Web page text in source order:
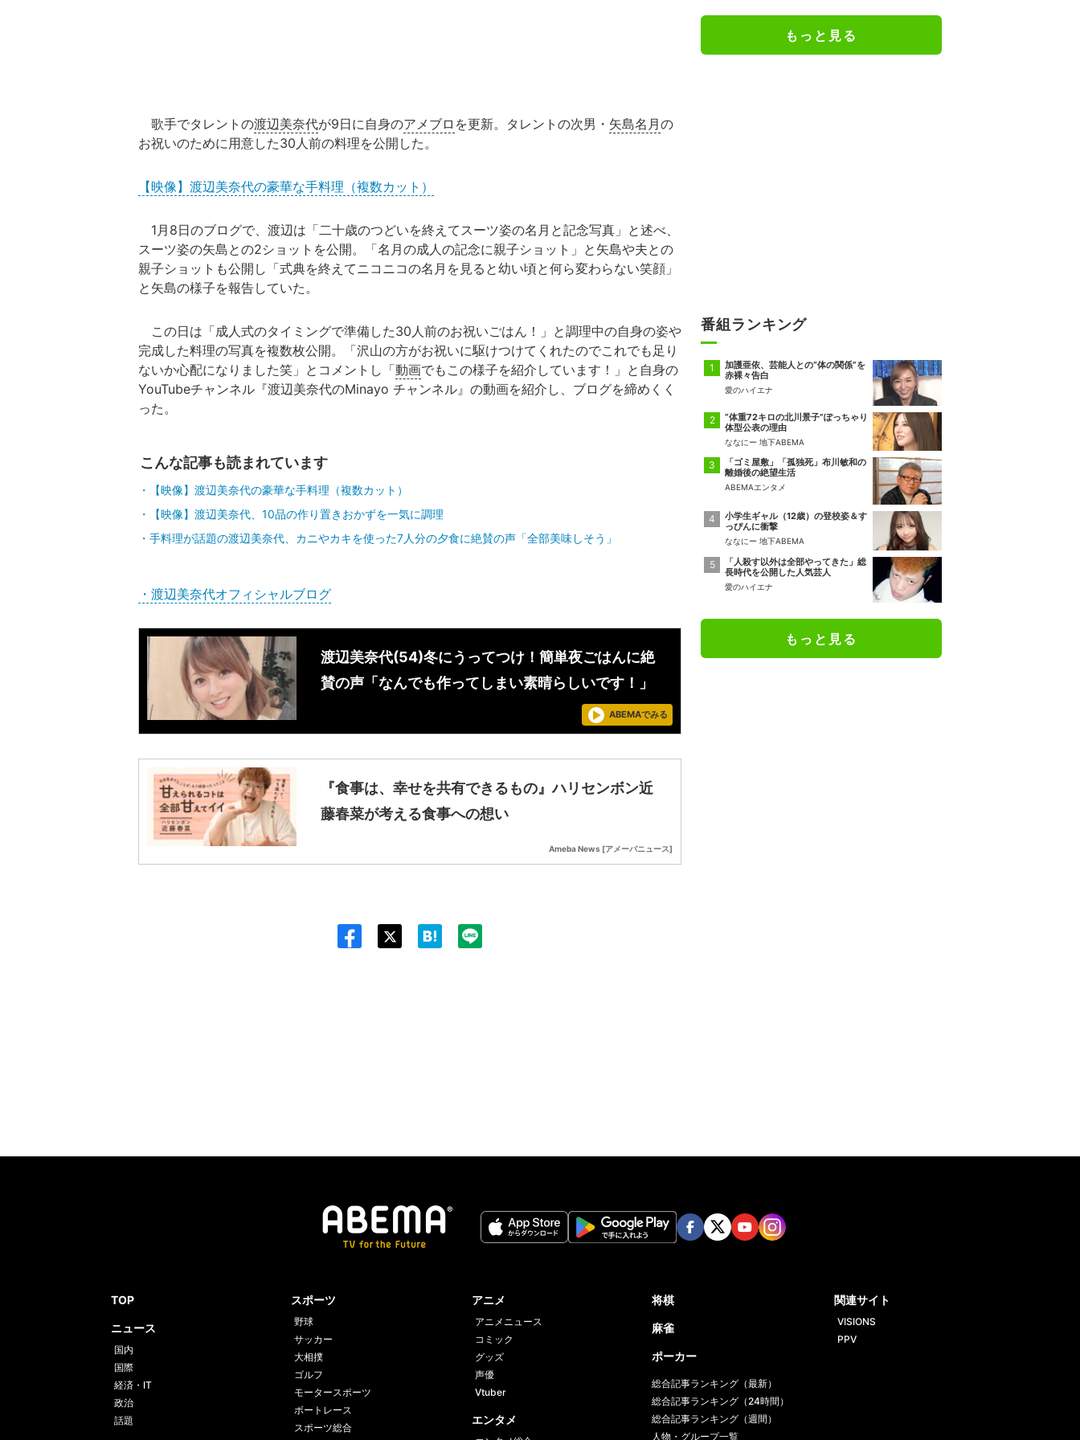
歌手でタレントの渡辺美奈代が9日に自身のアメブロ を更新。タレントの次男・ 矢島名月の
お祝いのために用意した30人前の料理を公開した。
【映像】渡辺美奈代の豪華な手料理（複数カット）
1月8日のブログで、渡辺は「二十歳のつどいを終えてスーツ姿の名月と記念写真」と述べ、
スーツ姿の矢島との2ショットを公開。「名月の成人の記念に親子ショット」と矢島や夫との
親子ショットも公開し「式典を終えてニコニコの名月を見ると幼い頃と何ら変わらない笑顔」
と矢島の様子を報告していた。
この日は「成人式のタイミングで準備した30人前のお祝いごはん！」と調理中の自身の姿や
完成した料理の写真を複数枚公開。「沢山の方がお祝いに駆けつけてくれたのでこれでも足り
ないか心配になりました笑」とコメントし「動画でもこの様子を紹介しています！」と自身の
YouTubeチャンネル『渡辺美奈代のMinayo チャンネル』の動画を紹介し、ブログを締めくく
った。
こんな記事も読まれています
【映像】渡辺美奈代の豪華な手料理（複数カット）
【映像】渡辺美奈代、10品の作り置きおかずを一気に調理
手料理が話題の渡辺美奈代、カニやカキを使った7人分の夕食に絶賛の声「全部美味しそう」
・渡辺美奈代オフィシャルブログ
渡辺美奈代(54)冬にうってつけ！簡単夜ごはんに絶
賛の声「なんでも作ってしまい素晴らしいです！」
ABEMAでみる
『食事は、幸せを共有できるもの』ハリセンボン近
藤春菜が考える食事への想い
Ameba News [アメーバニュース]
もっと見る
番組ランキング
加護亜依、芸能人との“体の関係”を
赤裸々告白
愛のハイエナ
“体重72キロの北川景子”ぽっちゃり
体型公表の理由
ななにー 地下ABEMA
「ゴミ屋敷」「孤独死」布川敏和の
離婚後の絶望生活
ABEMAエンタメ
小学生ギャル（12歳）の登校姿＆す
っぴんに衝撃
ななにー 地下ABEMA
「人殺す以外は全部やってきた」総
長時代を公開した人気芸人
愛のハイエナ
もっと見る
TOP
ニュース
国内
国際
経済・IT
政治
話題
スポーツ
野球
サッカー
大相撲
ゴルフ
モータースポーツ
ボートレース
スポーツ総合
アニメ
アニメニュース
コミック
グッズ
声優
Vtuber
エンタメ
将棋
麻雀
ポーカー
総合記事ランキング（最新）
総合記事ランキング（24時間）
総合記事ランキング（週間）
人物・グループ一覧
関連サイト
VISIONS
PPV